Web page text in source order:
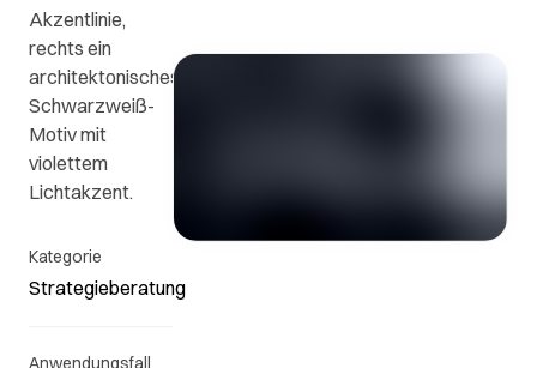
FAQs
Die
wichtigsten
Fragen
und
Antworten.
Akzentlinie,
rechts ein
architektonisches
Schwarzweiß-
Motiv mit
violettem
Lichtakzent.
Kategorie
Strategieberatung
Anwendungsfall